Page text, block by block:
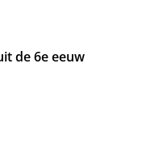
de 6e eeuw